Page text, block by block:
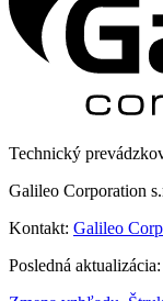
Technický
Galileo Corporation
Kontakt: Galileo
Posledná